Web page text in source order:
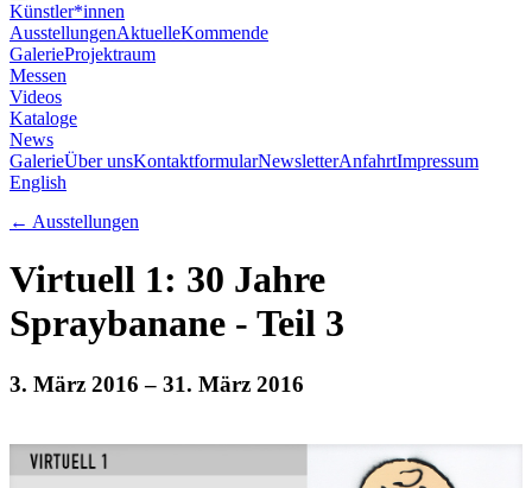
Künstler*innen
AusstellungenAktuelleKommende
GalerieProjektraum
Messen
Videos
Kataloge
News
GalerieÜber unsKontaktformularNewsletterAnfahrtImpressum
English
← Ausstellungen
Virtuell 1: 30 Jahre
Spraybanane - Teil 3
3. März 2016 – 31. März 2016